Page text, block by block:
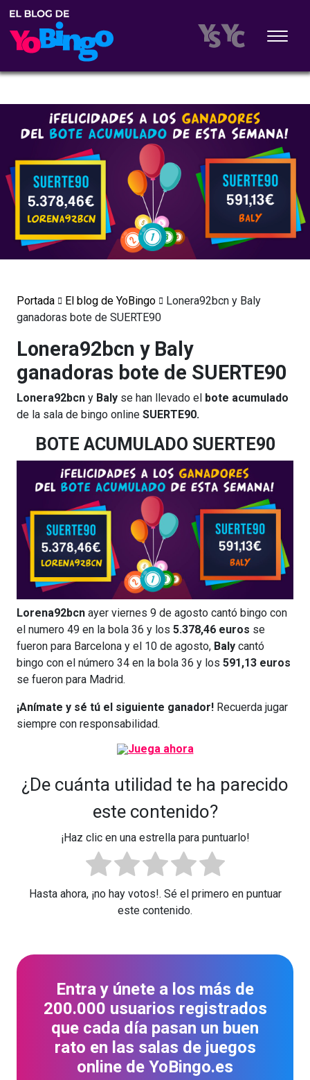
Portada El blog de YoBingo
Lonera92bcn y Baly
ganadoras bote de SUERTE90
Lonera92bcn y Baly
ganadoras bote de SUERTE90
Lonera92bcn y Baly se han llevado el bote acumulado
de la sala de bingo online SUERTE90.
BOTE ACUMULADO SUERTE90
Lorena92bcn ayer viernes 9 de agosto cantó bingo con
el numero 49 en la bola 36 y los 5.378,46 euros se
fueron para Barcelona y el 10 de agosto, Baly cantó
bingo con el número 34 en la bola 36 y los 591,13 euros
se fueron para Madrid.
¡Anímate y sé tú el siguiente ganador! Recuerda jugar
siempre con responsabilidad.
¿De cuánta utilidad te ha parecido
este contenido?
¡Haz clic en una estrella para puntuarlo!
Hasta ahora, ¡no hay votos!. Sé el primero en puntuar
este contenido.
Entra y únete a los más de
200.000 usuarios registrados
que cada día pasan un buen
rato en las salas de juegos
online de YoBingo.es